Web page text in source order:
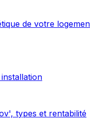
de votre
types et rentabilité